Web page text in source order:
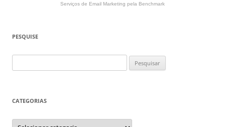
Serviços de Email Marketing pela Benchmark
PESQUISE
por:
CATEGORIAS
Categorias